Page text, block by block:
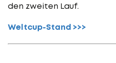
den zweiten Lauf.
Weltcup-Stand >>>